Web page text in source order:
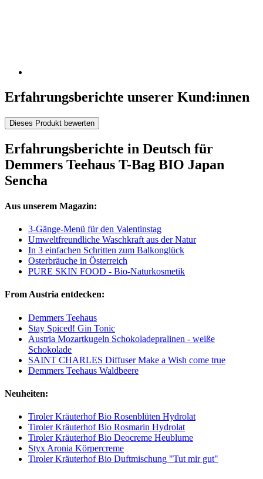
Erfahrungsberichte unserer Kund:innen
Dieses Produkt bewerten
Erfahrungsberichte in Deutsch für
Demmers Teehaus T-Bag BIO Japan
Sencha
Aus unserem Magazin:
3-Gänge-Menü für den Valentinstag
Umweltfreundliche Waschkraft aus der Natur
In 3 einfachen Schritten zum Balkonglück
Osterbräuche in Österreich
PURE SKIN FOOD - Bio-Naturkosmetik
From Austria entdecken:
Demmers Teehaus
Stay Spiced! Gin Tonic
Austria Mozartkugeln Schokoladepralinen - weiße
Schokolade
SAINT CHARLES Diffuser Make a Wish come true
Demmers Teehaus Waldbeere
Neuheiten:
Tiroler Kräuterhof Bio Rosenblüten Hydrolat
Tiroler Kräuterhof Bio Rosmarin Hydrolat
Tiroler Kräuterhof Bio Deocreme Heublume
Styx Aronia Körpercreme
Tiroler Kräuterhof Bio Duftmischung "Tut mir gut"